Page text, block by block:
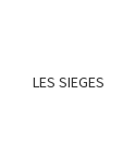
LES SIEGES